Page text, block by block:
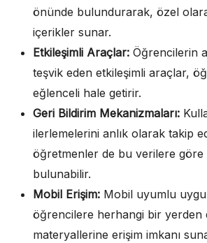
önünde bulundurarak, özel
içerikler sunar.
Etkileşimli Araçlar: Öğrencilerin
teşvik eden etkileşimli araçlar,
eğlenceli hale getirir.
Geri Bildirim Mekanizmaları:
ilerlemelerini anlık olarak takip
öğretmenler de bu verilere göre
bulunabilir.
Mobil Erişim: Mobil uyumlu
öğrencilere herhangi bir yerden
materyallerine erişim imkanı